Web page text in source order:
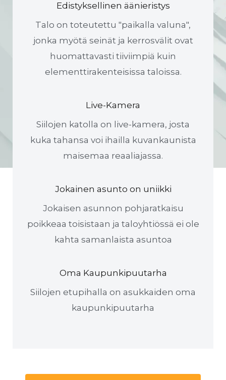
Edistyksellinen äänieristys
Talo on toteutettu "paikalla valuna",
jonka myötä seinät ja kerrosvälit ovat
huomattavasti tiiviimpiä kuin
elementtirakenteisissa taloissa.
Live-Kamera
Siilojen katolla on live-kamera, josta
kuka tahansa voi ihailla kuvankaunista
maisemaa reaaliajassa.
Jokainen asunto on uniikki
Jokaisen asunnon pohjaratkaisu
poikkeaa toisistaan ja taloyhtiössä ei ole
kahta samanlaista asuntoa
Oma Kaupunkipuutarha
Siilojen etupihalla on asukkaiden oma
kaupunkipuutarha